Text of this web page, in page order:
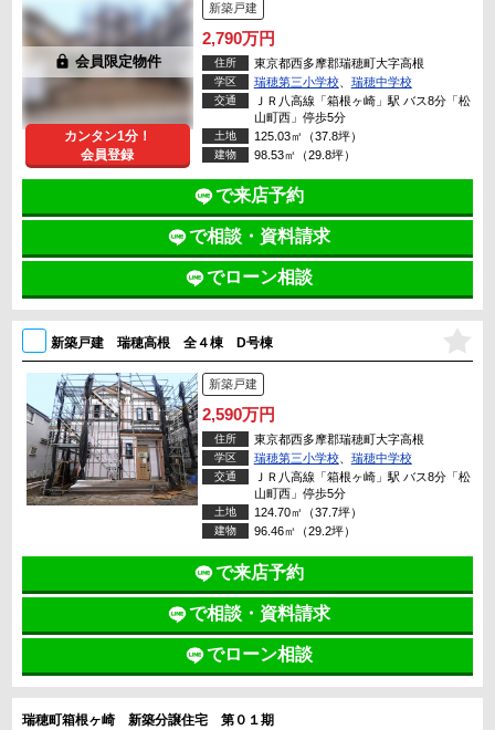
lock 会員限定物件
カンタン1分！
会員登録
新築戸建
2,790万円
住所 東京都西多摩郡瑞穂町大字高根
学区 瑞穂第三小学校、 瑞穂中学校
交通
ＪＲ八高線「箱根ヶ崎」駅 バス8分「松
山町西」停歩5分
土地 125.03㎡（37.8坪）
建物 98.53㎡（29.8坪）
で来店予約
で相談・資料請求
でローン相談
新築戸建 瑞穂高根 全４棟 D号棟
新築戸建
2,590万円
住所 東京都西多摩郡瑞穂町大字高根
学区 瑞穂第三小学校、 瑞穂中学校
交通
ＪＲ八高線「箱根ヶ崎」駅 バス8分「松
山町西」停歩5分
土地 124.70㎡（37.7坪）
建物 96.46㎡（29.2坪）
で来店予約
で相談・資料請求
でローン相談
瑞穂町箱根ヶ崎 新築分譲住宅 第０１期